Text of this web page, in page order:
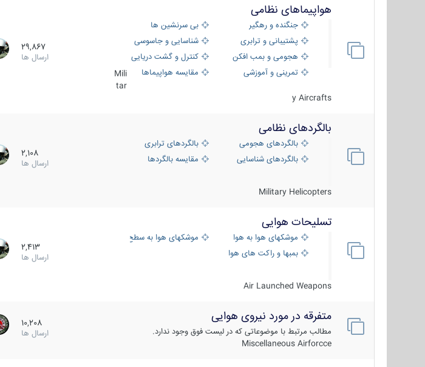
هواپیماهای نظامی
جنگنده و رهگیر
بی سرنشین ها
پشتیبانی و ترابری
شناسایی و جاسوسی
هجومی و بمب افکن
کنترل و گشت دریایی
تمرینی و آموزشی
مقایسه هواپیماها
Mili
tar
y Aircrafts
29,867
ارسال ها
بالگردهای نظامی
بالگردهای هجومی
بالگردهای ترابری
بالگردهای شناسایی
مقایسه بالگردها
Military Helicopters
2,108
ارسال ها
تسلیحات هوایی
موشکهای هوا به هوا
موشکهای هوا به سطح
بمبها و راکت های هوایی
Air Launched Weapons
2,413
ارسال ها
متفرقه در مورد نیروی هوایی
مطالب مرتبط با موضوعاتی که در لیست فوق وجود ندارد.
Miscellaneous Airforcce
10,208
ارسال ها